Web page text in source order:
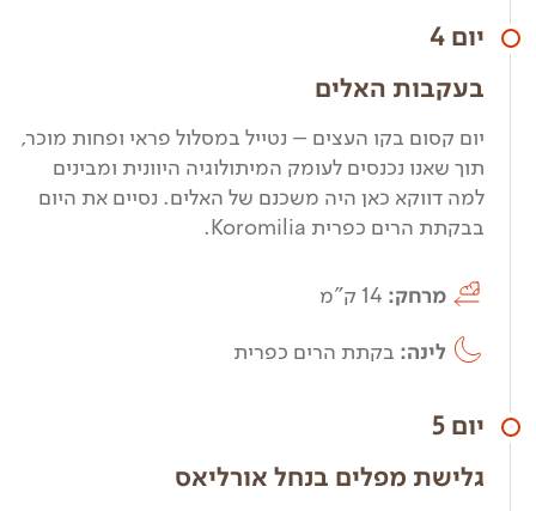
יום 4
בעקבות האלים
יום קסום בקו העצים – נטייל במסלול פראי ופחות מוכר,
תוך שאנו נכנסים לעומק המיתולוגיה היוונית ומבינים
למה דווקא כאן היה משכנם של האלים. נסיים את היום
בבקתת הרים כפרית Koromilia.
מרחק: 14 ק"מ
לינה: בקתת הרים כפרית
יום 5
גלישת מפלים בנחל אורליאס